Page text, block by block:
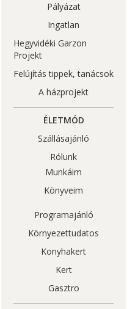
Pályázat
Ingatlan
Hegyvidéki Garzon
Projekt
Felújítás tippek, tanácsok
A házprojekt
ÉLETMÓD
Szállásajánló
Rólunk
Munkáim
Könyveim
Programajánló
Környezettudatos
Konyhakert
Kert
Gasztro